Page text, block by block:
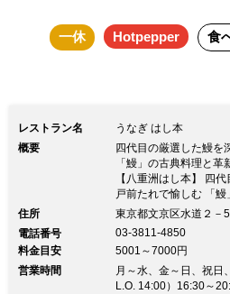
一休 Hotpepper 食
レストラン名
うなぎ はし本
概要
四代目の厳選した鰻を
「鰻」の古典料理と
【八重洲はし本】 四
戸前たれで愉しむ 「
と自家製漬物の【八重
や「肝焼」などを中心
愉しみいただける一品
重 い」3,200円（税抜
鰻をお愉しみいただけ
住所
東京都文京区水道２－
電話番号
03-3811-4850
料金目安
5001～7000円
営業時間
月～水、金～日、祝日
L.O. 14:00）16:30～